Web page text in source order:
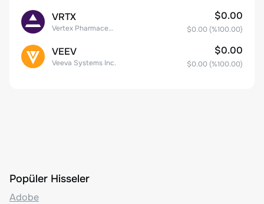
VRTX
Vertex Pharmaceuticals Inc
$0.00
$0.00 (%100.00)
VEEV
Veeva Systems Inc.
$0.00
$0.00 (%100.00)
Popüler Hisseler
Adobe